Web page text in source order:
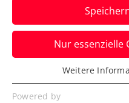
Jungstar Joel
100-Challenger in
Überstunden
Verfasst von:
Nur essenzielle
Essenziell
Essenzielle Cookies
Weitere
Powered by